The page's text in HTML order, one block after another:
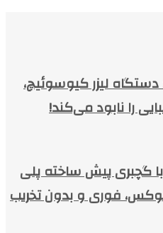
دستگاه لیزر کیوسوئیچ،
را نابود می‌کند!
با گچبری پیش ساخته پلی
لوکس، فوری و بدون تخریب